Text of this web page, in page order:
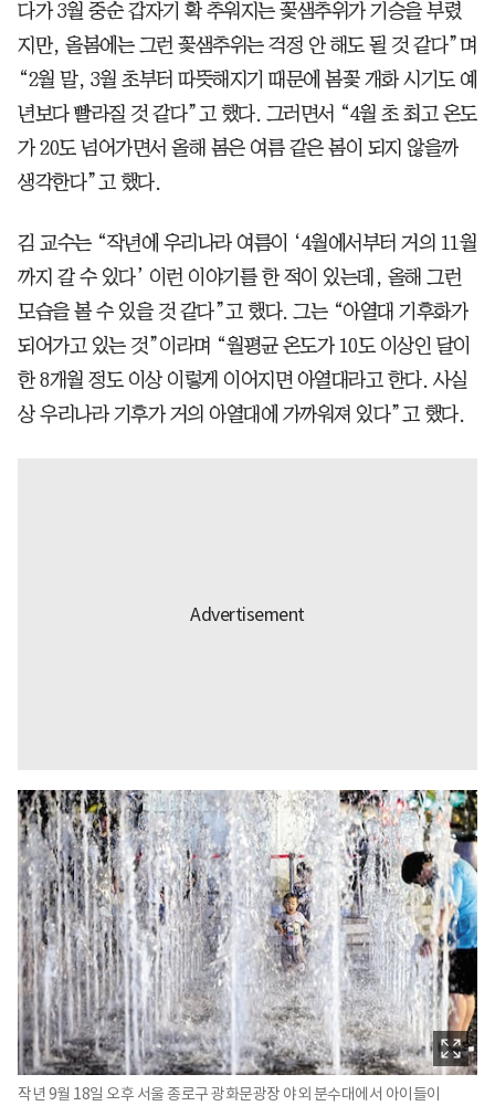
다가 3월 중순 갑자기 확 추워지는 꽃샘추위가 기승을 부렸
지만, 올봄에는 그런 꽃샘추위는 걱정 안 해도 될 것 같다”며
“2월 말, 3월 초부터 따뜻해지기 때문에 봄꽃 개화 시기도 예
년보다 빨라질 것 같다”고 했다. 그러면서 “4월 초 최고 온도
가 20도 넘어가면서 올해 봄은 여름 같은 봄이 되지 않을까
생각한다”고 했다.
김 교수는 “작년에 우리나라 여름이 ‘4월에서부터 거의 11월
까지 갈 수 있다’ 이런 이야기를 한 적이 있는데, 올해 그런
모습을 볼 수 있을 것 같다”고 했다. 그는 “아열대 기후화가
되어가고 있는 것”이라며 “월평균 온도가 10도 이상인 달이
한 8개월 정도 이상 이렇게 이어지면 아열대라고 한다. 사실
상 우리나라 기후가 거의 아열대에 가까워져 있다”고 했다.
작년 9월 18일 오후 서울 종로구 광화문광장 야외 분수대에서 아이들이